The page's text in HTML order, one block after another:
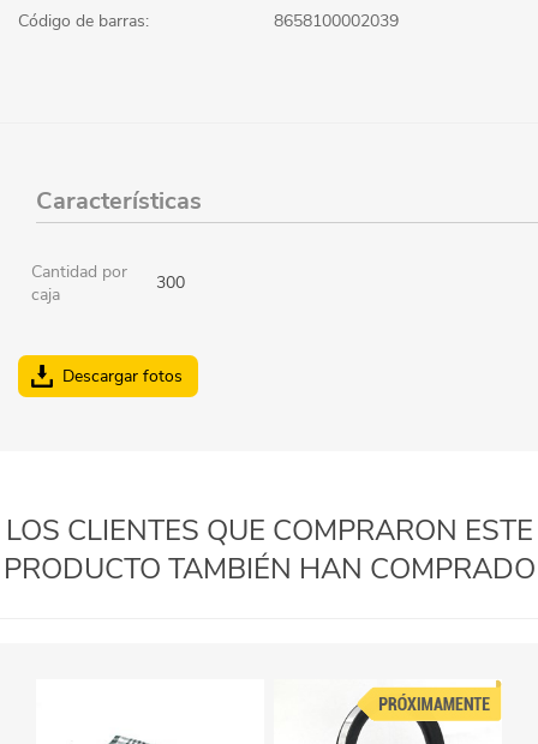
Código de barras: 8658100002039
Características
Cantidad por
caja
300
Descargar fotos
LOS CLIENTES QUE COMPRARON ESTE
PRODUCTO TAMBIÉN HAN COMPRADO